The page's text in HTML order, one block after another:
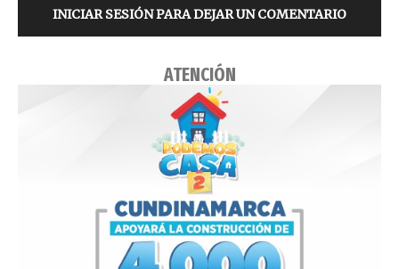
INICIAR SESIÓN PARA DEJAR UN COMENTARIO
ATENCIÓN